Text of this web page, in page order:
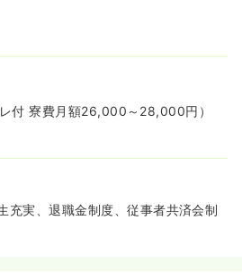
付 寮費月額26,000～28,000円）
充実、退職金制度、従事者共済会制